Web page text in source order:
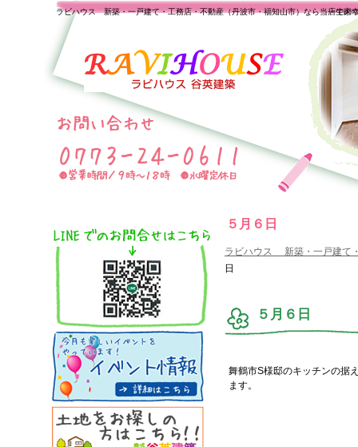
５月６日
一生の
ラビハウス 新築・一戸建て・工務店・不動産（丹波市・福知山市）なら当店で家
ラビハウス 新築・一戸建て
日
５月６日
舞鶴市S様邸のキッチンの据
ます。